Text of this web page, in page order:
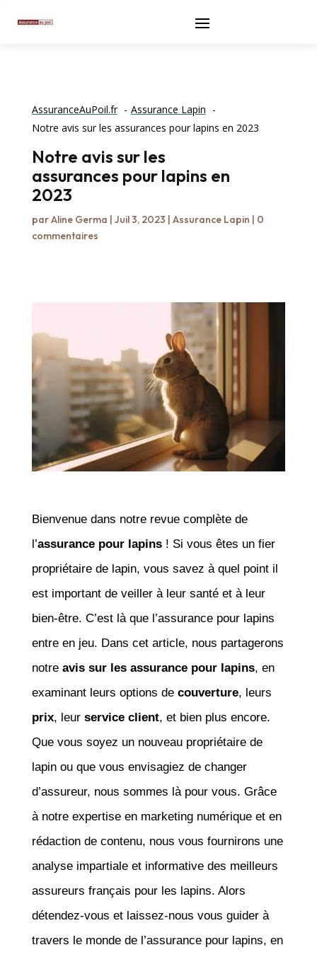
AssuranceAuPoil.fr
Assurance Lapin
Notre avis sur les assurances pour lapins en 2023
Notre avis sur les
assurances pour lapins en
2023
parAline Germa | Juil 3, 2023 | Assurance Lapin | 0
commentaires
Bienvenue dans notre revue complète de
l’assurance pour lapins! Si vous êtes un fier
propriétaire de lapin, vous savez à quel point il
est important de veiller à leur santé et à leur
bien-être. C’est là que l’assurance pour lapins
entre en jeu. Dans cet article, nous partagerons
notre avis sur les assurance pour lapins, en
examinant leurs options de couverture, leurs
prix, leur service client, et bien plus encore.
Que vous soyez un nouveau propriétaire de
lapin ou que vous envisagiez de changer
d’assureur, nous sommes là pour vous. Grâce
à notre expertise en marketing numérique et en
rédaction de contenu, nous vous fournirons une
analyse impartiale et informative des meilleurs
assureurs français pour les lapins. Alors
détendez-vous et laissez-nous vous guider à
travers le monde de l’assurance pour lapins, en